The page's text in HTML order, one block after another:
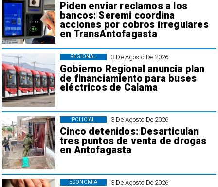
Piden enviar reclamos a los
bancos: Seremi coordina
acciones por cobros irregulares
en TransAntofagasta
3 De Agosto De 2026
Gobierno Regional anuncia plan
de financiamiento para buses
eléctricos de Calama
REGIONAL
3 De Agosto De 2026
Cinco detenidos: Desarticulan
tres puntos de venta de drogas
en Antofagasta
POLICIAL
3 De Agosto De 2026
ECONOMÍA